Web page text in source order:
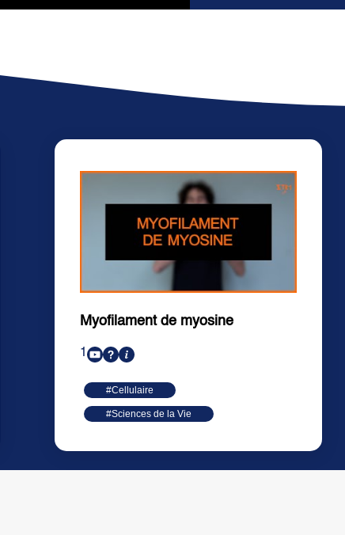
Myofilament de myosine
1
#Cellulaire
#Sciences de la Vie